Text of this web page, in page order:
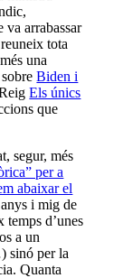
va arrabassar
tota
una
sobreBiden i
Els únics
que
segur, més
per a
abaixar el
i mig de
temps d’unes
a un
sinó per la
Quanta